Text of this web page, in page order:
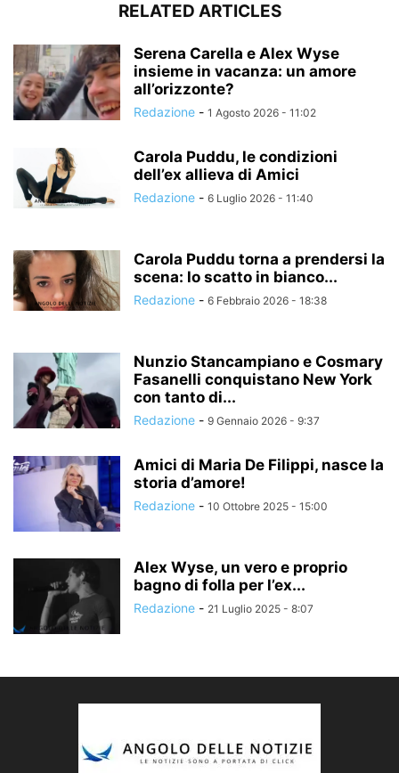
RELATED ARTICLES
Serena Carella e Alex Wyse
insieme in vacanza: un amore
all’orizzonte?
Redazione - 1 Agosto 2026 - 11:02
Carola Puddu, le condizioni
dell’ex allieva di Amici
Redazione - 6 Luglio 2026 - 11:40
Carola Puddu torna a prendersi la
scena: lo scatto in bianco...
Redazione - 6 Febbraio 2026 - 18:38
Nunzio Stancampiano e Cosmary
Fasanelli conquistano New York
con tanto di...
Redazione - 9 Gennaio 2026 - 9:37
Amici di Maria De Filippi, nasce la
storia d’amore!
Redazione - 10 Ottobre 2025 - 15:00
Alex Wyse, un vero e proprio
bagno di folla per l’ex...
Redazione - 21 Luglio 2025 - 8:07